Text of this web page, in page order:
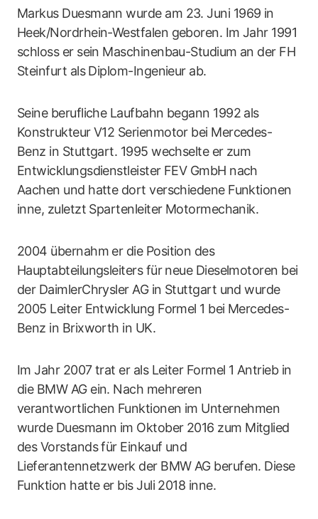
Markus Duesmann wurde am 23. Juni 1969 in
Heek/Nordrhein-Westfalen geboren. Im Jahr 1991
schloss er sein Maschinenbau-Studium an der FH
Steinfurt als Diplom-Ingenieur ab.
Seine berufliche Laufbahn begann 1992 als
Konstrukteur V12 Serienmotor bei Mercedes-
Benz in Stuttgart. 1995 wechselte er zum
Entwicklungsdienstleister FEV GmbH nach
Aachen und hatte dort verschiedene Funktionen
inne, zuletzt Spartenleiter Motormechanik.
2004 übernahm er die Position des
Hauptabteilungsleiters für neue Dieselmotoren bei
der DaimlerChrysler AG in Stuttgart und wurde
2005 Leiter Entwicklung Formel 1 bei Mercedes-
Benz in Brixworth in UK.
Im Jahr 2007 trat er als Leiter Formel 1 Antrieb in
die BMW AG ein. Nach mehreren
verantwortlichen Funktionen im Unternehmen
wurde Duesmann im Oktober 2016 zum Mitglied
des Vorstands für Einkauf und
Lieferantennetzwerk der BMW AG berufen. Diese
Funktion hatte er bis Juli 2018 inne.